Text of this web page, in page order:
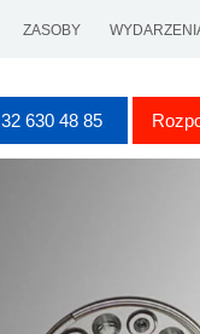
ZASOBY
32 630 48 85